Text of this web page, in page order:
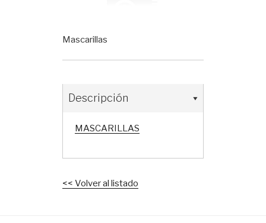
Mascarillas
Descripción
MASCARILLAS
<< Volver al listado